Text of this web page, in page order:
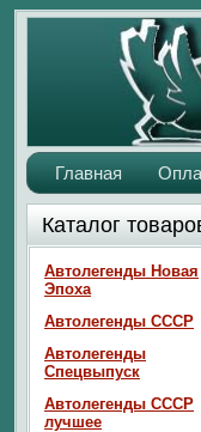
Главная
Каталог
Автолегенды Новая
Эпоха
Автолегенды СССР
Автолегенды
Спецвыпуск
Автолегенды СССР
лучшее